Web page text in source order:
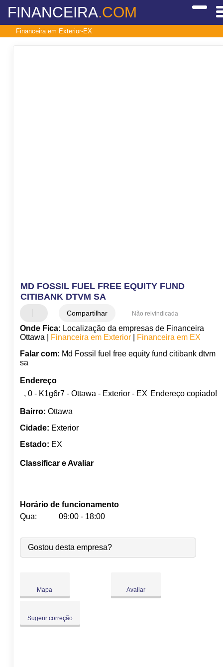
FINANCEIRA.COM
Financeira em Exterior-EX
MD FOSSIL FUEL FREE EQUITY FUND
CITIBANK DTVM SA
Compartilhar Não reivindicada
Onde Fica: Localização da empresas de Financeira
Ottawa |
Financeira em Exterior|
Financeira em EX
Falar com: Md Fossil fuel free equity fund citibank dtvm
sa
Endereço
, 0 - K1g6r7 - Ottawa - Exterior - EX Endereço copiado!
Bairro: Ottawa
Cidade: Exterior
Estado: EX
Classificar e Avaliar
Horário de funcionamento
Qua:
09:00 - 18:00
Seg: 09:00-18:00
Ter:
09:00-18:00
Qua:
09:00-18:00
Sáb:
Fechado
Gostou desta empresa?
Mapa Avaliar
Sugerir correção